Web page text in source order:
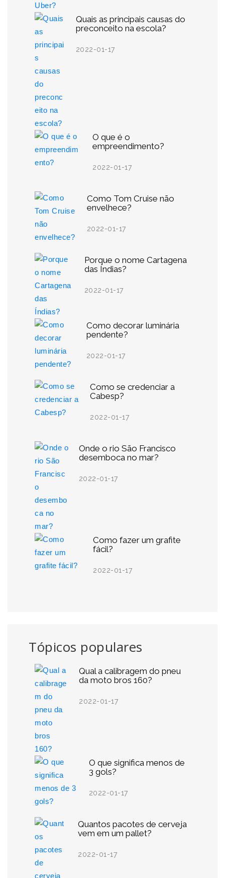
Quais as principais causas do
preconceito na escola?
2022-01-17
O que é o
empreendimento?
2022-01-17
Como Tom Cruise não
envelhece?
2022-01-17
Porque o nome Cartagena
das Índias?
2022-01-17
Como decorar luminária
pendente?
2022-01-17
Como se credenciar a
Cabesp?
2022-01-17
Onde o rio São Francisco
desemboca no mar?
2022-01-17
Como fazer um grafite
fácil?
2022-01-17
Tópicos populares
Qual a calibragem do pneu
da moto bros 160?
2022-01-17
O que significa menos de
3 gols?
2022-01-17
Quantos pacotes de cerveja
vem em um pallet?
2022-01-17